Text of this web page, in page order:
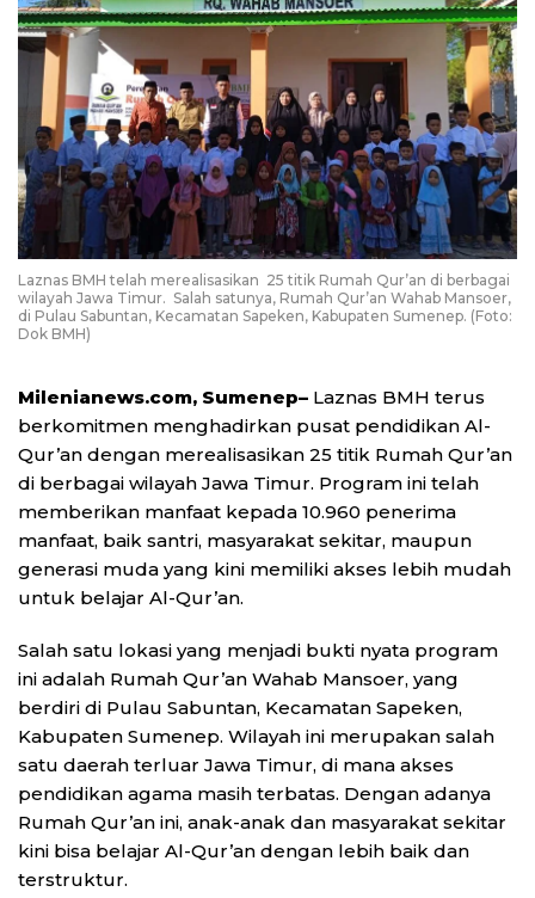
Laznas BMH telah merealisasikan 25 titik Rumah Qur’an di berbagai
wilayah Jawa Timur. Salah satunya, Rumah Qur’an Wahab Mansoer,
di Pulau Sabuntan, Kecamatan Sapeken, Kabupaten Sumenep. (Foto:
Dok BMH)
Milenianews.com, Sumenep– Laznas BMH terus
berkomitmen menghadirkan pusat pendidikan Al-
Qur’an dengan merealisasikan 25 titik Rumah Qur’an
di berbagai wilayah Jawa Timur. Program ini telah
memberikan manfaat kepada 10.960 penerima
manfaat, baik santri, masyarakat sekitar, maupun
generasi muda yang kini memiliki akses lebih mudah
untuk belajar Al-Qur’an.
Salah satu lokasi yang menjadi bukti nyata program
ini adalah Rumah Qur’an Wahab Mansoer, yang
berdiri di Pulau Sabuntan, Kecamatan Sapeken,
Kabupaten Sumenep. Wilayah ini merupakan salah
satu daerah terluar Jawa Timur, di mana akses
pendidikan agama masih terbatas. Dengan adanya
Rumah Qur’an ini, anak-anak dan masyarakat sekitar
kini bisa belajar Al-Qur’an dengan lebih baik dan
terstruktur.